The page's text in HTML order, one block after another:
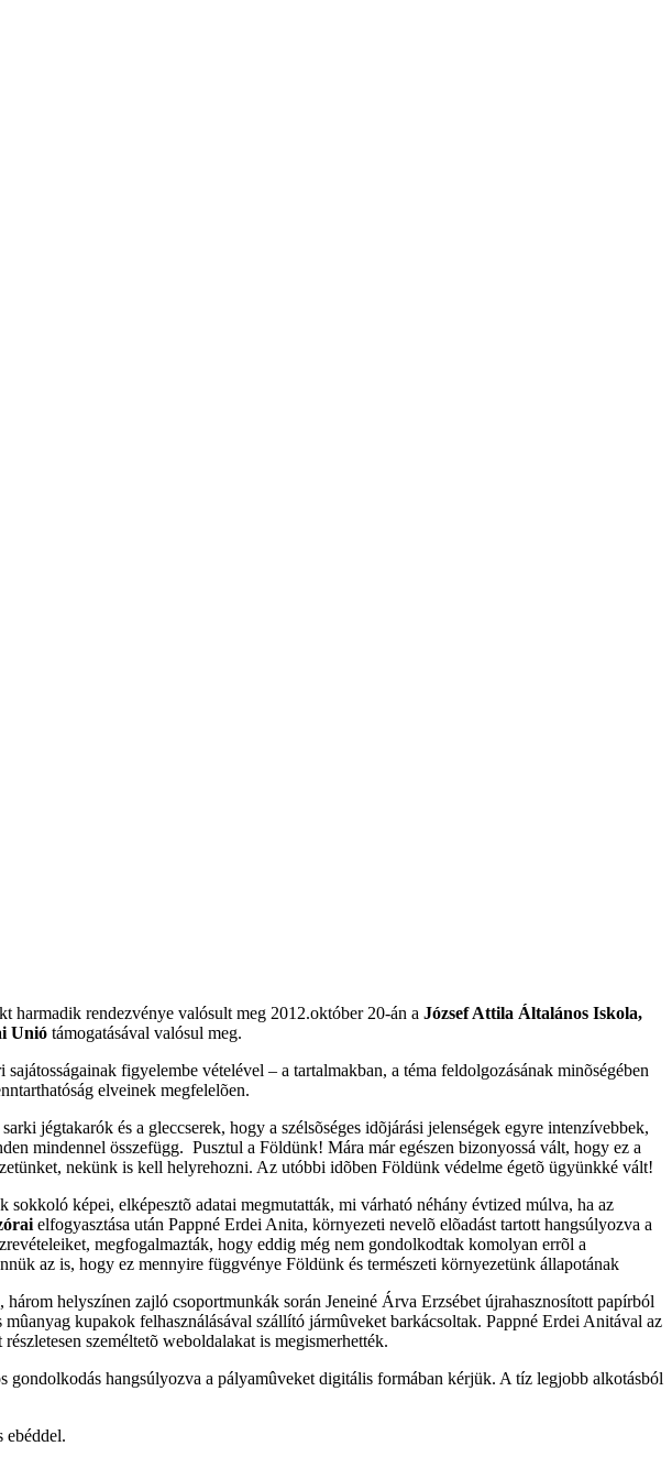
harmadik rendezvénye valósult meg 2012.október 20-án a József Attila Általános Iskola,
Unió támogatásával valósul meg.
figyelembe vételével – a tartalmakban, a téma feldolgozásának minõségében
elveinek megfelelõen.
jégtakarók és a gleccserek, hogy a szélsõséges idõjárási jelenségek egyre intenzívebbek,
mindennel összefügg. Pusztul a Földünk! Mára már egészen bizonyossá vált, hogy ez a
nekünk is kell helyrehozni. Az utóbbi idõben Földünk védelme égetõ ügyünkké vált!
képei, elképesztõ adatai megmutatták, mi várható néhány évtized múlva, ha az
elfogyasztása után Pappné Erdei Anita, környezeti nevelõ elõadást tartott hangsúlyozva a
megfogalmazták, hogy eddig még nem gondolkodtak komolyan errõl a
az is, hogy ez mennyire függvénye Földünk és természeti környezetünk állapotának
helyszínen zajló csoportmunkák során Jeneiné Árva Erzsébet újrahasznosított papírból
kupakok felhasználásával szállító jármûveket barkácsoltak. Pappné Erdei Anitával az
személtetõ weboldalakat is megismerhették.
hangsúlyozva a pályamûveket digitális formában kérjük. A tíz legjobb alkotásból
ebéddel.